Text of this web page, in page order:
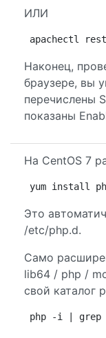
ИЛИ
apachectl
Наконец,
браузере, вы
перечислены
показаны
На CentOS 7
yum install
Это
/etc/php.d.
Само
lib64 / php /
свой каталог
php -i | grep